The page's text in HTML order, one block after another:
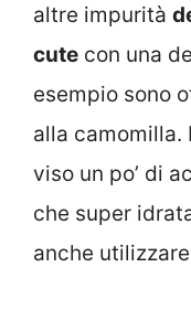
altre impurità
cute con una
esempio sono
alla camomilla.
viso un po’ di
che super
anche